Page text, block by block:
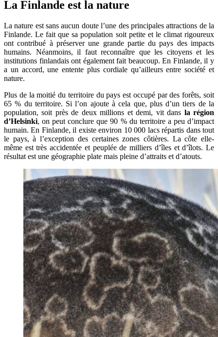
La Finlande est la nature
La nature est sans aucun doute l’une des principales attractions de la
Finlande. Le fait que sa population soit petite et le climat rigoureux
ont contribué à préserver une grande partie du pays des impacts
humains. Néanmoins, il faut reconnaître que les citoyens et les
institutions finlandais ont également fait beaucoup. En Finlande, il y
a un accord, une entente plus cordiale qu’ailleurs entre société et
nature.
Plus de la moitié du territoire du pays est occupé par des forêts, soit
65 % du territoire. Si l’on ajoute à cela que, plus d’un tiers de la
population, soit près de deux millions et demi, vit dans la région
d’Helsinki, on peut conclure que 90 % du territoire a peu d’impact
humain. En Finlande, il existe environ 10 000 lacs répartis dans tout
le pays, à l’exception des certaines zones côtières. La côte elle-
même est très accidentée et peuplée de milliers d’îles et d’îlots. Le
résultat est une géographie plate mais pleine d’attraits et d’atouts.